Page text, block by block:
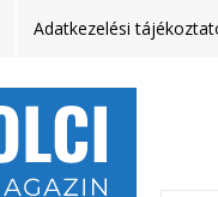
Adatkezelési